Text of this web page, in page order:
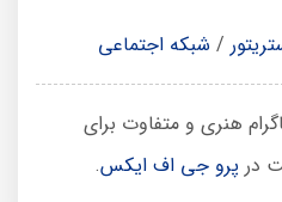
/ شبکه اجتماعی
هنری و متفاوت برای
پرو جی اف ایکس.